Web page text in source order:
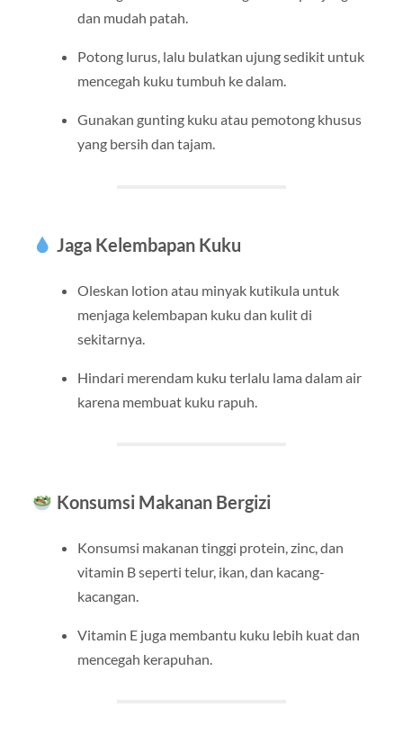
dan mudah patah.
Potong lurus, lalu bulatkan ujung sedikit untuk
mencegah kuku tumbuh ke dalam.
Gunakan gunting kuku atau pemotong khusus
yang bersih dan tajam.
Jaga Kelembapan Kuku
Oleskan lotion atau minyak kutikula untuk
menjaga kelembapan kuku dan kulit di
sekitarnya.
Hindari merendam kuku terlalu lama dalam air
karena membuat kuku rapuh.
Konsumsi Makanan Bergizi
Konsumsi makanan tinggi protein, zinc, dan
vitamin B seperti telur, ikan, dan kacang-
kacangan.
Vitamin E juga membantu kuku lebih kuat dan
mencegah kerapuhan.